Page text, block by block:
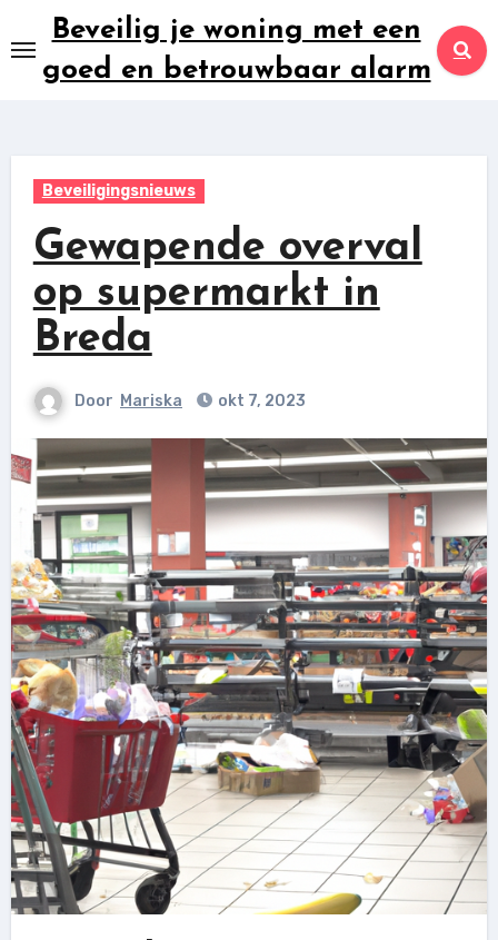
naar
inhoud
Beveilig je woning met een
goed en betrouwbaar alarm
Beveiligingsnieuws
Gewapende overval
op supermarkt in
Breda
Door Mariska okt 7, 2023